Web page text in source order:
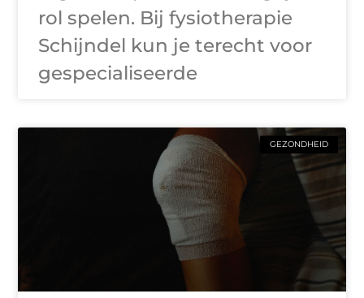
rol spelen. Bij fysiotherapie
Schijndel kun je terecht voor
gespecialiseerde
GEZONDHEID